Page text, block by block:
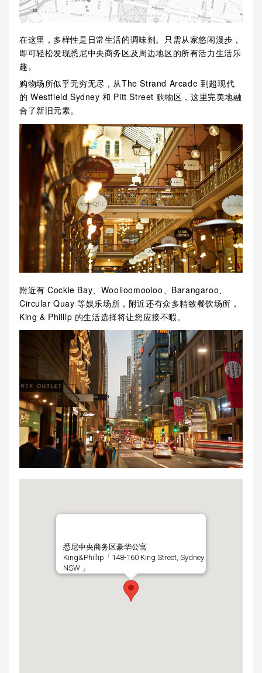
在这里，多样性是日常生活的调味剂。只需从家悠闲漫步，
即可轻松发现悉尼中央商务区及周边地区的所有活力生活乐
趣。
购物场所似乎无穷无尽，从The Strand Arcade 到超现代
的 Westfield Sydney 和 Pitt Street 购物区，这里完美地融
合了新旧元素。
附近有 Cockle Bay、Woolloomooloo、Barangaroo、
Circular Quay 等娱乐场所，附近还有众多精致餐饮场所，
King & Phillip 的生活选择将让您应接不暇。
悉尼中央商务区豪华公寓
King&Phillip「148-160 King Street, Sydney
NSW 」